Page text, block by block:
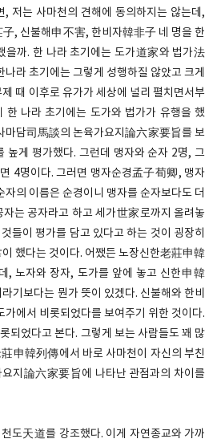
저는 사마천의 견해에 동의하지는 않는데,
, 신불해申不害, 한비자韓非子 네 명을 한
을까. 한 나라 초기에는 도가道家와 법가法
라 초기에는 그렇게 성행하질 않았고 크게
때 이후로 유가가 세상에 널리 펼치면서부
한 나라 초기에는 도가와 법가가 유행을 했
마담司馬談의 논육가요지論六家要旨를 보
높게 평가했다. 그런데 맹자와 순자 2명, 그
4명이다. 그러면 맹자순경孟子荀卿, 맹자
자의 이름은 순경이니 맹자를 순자보다도 더
는 공자라고 하고 세가世家로까지 올려놓
들이 평가를 담고 있다고 하는 것이 굉장히
했다는 것이다. 어쨌든 노장신한老莊申韓
, 노자와 장자, 도가를 앞에 놓고 신한申韓
기보다는 뭔가 뜻이 있겠다. 신불해와 한비
가에서 비롯되었다를 보여주기 위한 것이다.
되었다고 본다. 그렇게 보는 사람들도 꽤 많
申韓列傳에서 바로 사마천이 자신의 부친
지論六家要旨에 나타난 관점과의 차이를
도天道를 강조했다. 이게 자연종교와 가까